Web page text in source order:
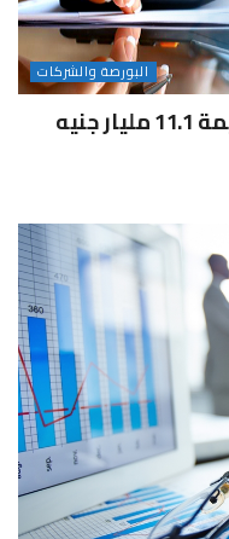
البورصة والشركات
المصريون قسطوا مشتريات بقيمة 11.1 مليار جنيه